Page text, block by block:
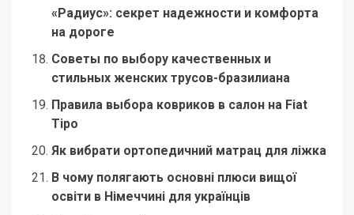
«Радиус»: секрет надежности и комфорта
на дороге
Советы по выбору качественных и
стильных женских трусов-бразилиана
Правила выбора ковриков в салон на Fiat
Tipo
Як вибрати ортопедичний матрац для ліжка
В чому полягають основні плюси вищої
освіти в Німеччині для українців